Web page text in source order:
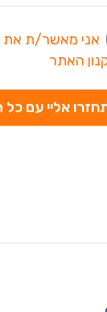
אני מאשר/ת את
האתר